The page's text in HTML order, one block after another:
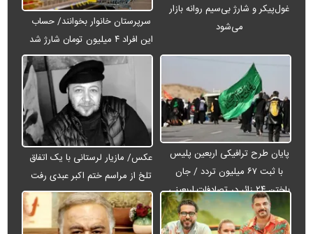
غول‌پیکر و شارژ بی‌سیم روانه بازار
می‌شود
سرپرستان خانوار بخوانند/ حساب
این افراد ۴ میلیون تومان شارژ شد
پایان طرح ترافیکی اربعین پلیس
با ثبت ۶۷ میلیون تردد / جان
باختن ۲۴ زائر در تصادفات اربعینی
عکس/ مازیار لرستانی با یک اتفاق
تلخ از مراسم ختم اکبر عبدی رفت